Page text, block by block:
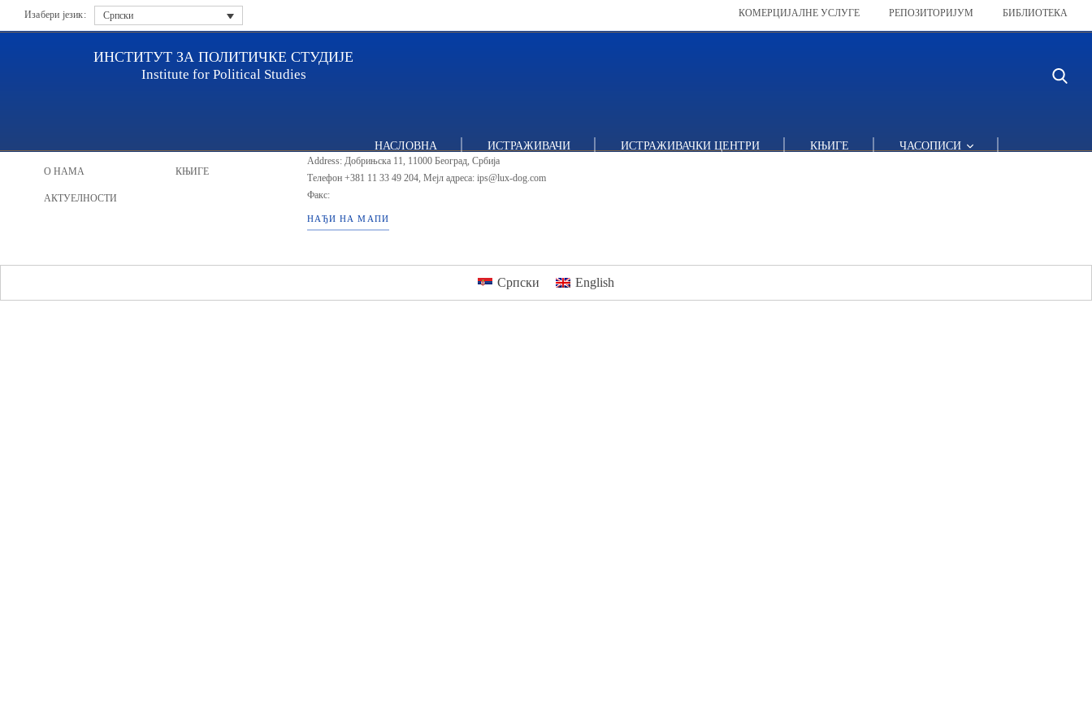
Изабери језик: Српски КОМЕРЦИЈАЛНЕ УСЛУГЕ РЕПОЗИТОРИЈУМ БИБЛИОТЕКА
ИНСТИТУТ ЗА ПОЛИТИЧКЕ СТУДИЈЕ
Institute for Political Studies
НАСЛОВНА ИСТРАЖИВАЧИ ИСТРАЖИВАЧКИ ЦЕНТРИ КЊИГЕ ЧАСОПИСИ
О НАМА
АКТУЕЛНОСТИ
КЊИГЕ
ИПС - Институт за политичке студије
Address: Добрињска 11, 11000 Београд, Србија
Телефон +381 11 33 49 204, Мејл адреса: ips@lux-dog.com
Факс:
НАЂИ НА МАПИ
Српски English